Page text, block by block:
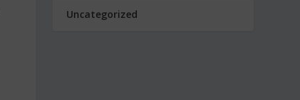
Uncategorized